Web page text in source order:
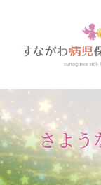
content
HOME
お知らせ
さよう